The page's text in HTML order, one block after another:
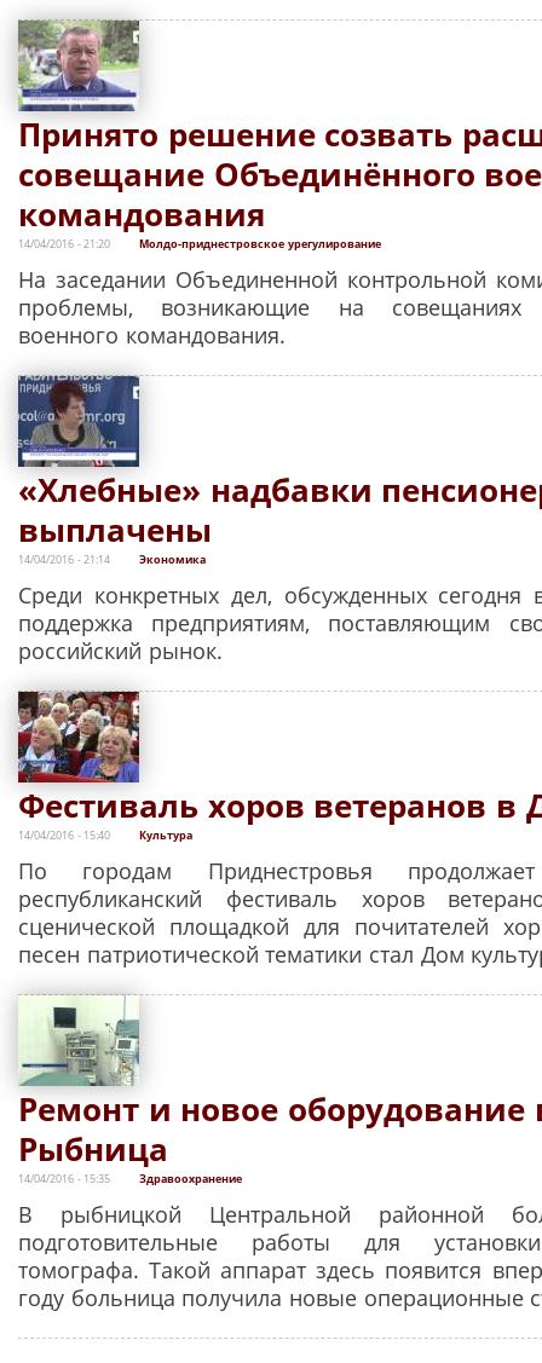
Принято решение созвать
совещание Объединённого
командования
14/04/2016 - 21:20 Молдо-приднестровское урегулирование
На заседании Объединенной контрольной
проблемы, возникающие на совещаниях
военного командования.
«Хлебные» надбавки
выплачены
14/04/2016 - 21:14 Экономика
Среди конкретных дел, обсужденных сегодня
поддержка предприятиям, поставляющим
российский рынок.
Фестиваль хоров ветеранов в
14/04/2016 - 15:40 Культура
По городам Приднестровья
республиканский фестиваль хоров
сценической площадкой для почитателей
песен патриотической тематики стал Дом
Ремонт и новое оборудование
Рыбница
14/04/2016 - 15:35 Здравоохранение
В рыбницкой Центральной районной
подготовительные работы для
томографа. Такой аппарат здесь появится
году больница получила новые операционные